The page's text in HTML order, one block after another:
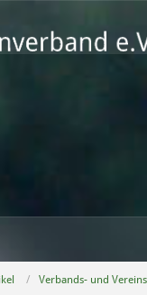
Verbands- und